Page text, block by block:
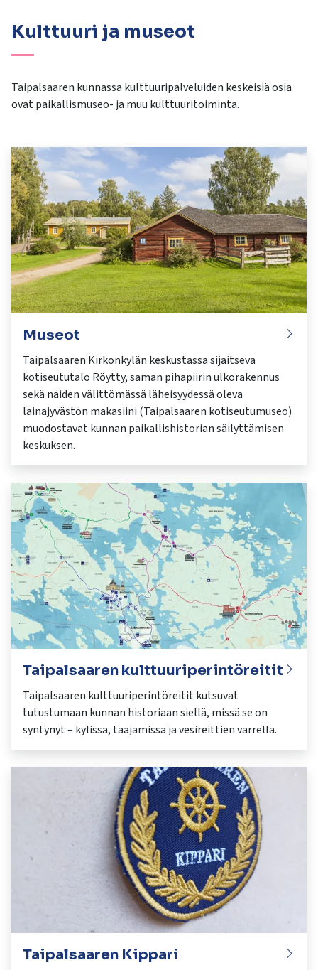
ja
pyyhkäisyliikkeitä.
Kulttuuri ja museot
Taipalsaaren kunnassa kulttuuripalveluiden keskeisiä osia
ovat paikallismuseo- ja muu kulttuuritoiminta.
Museot
Taipalsaaren Kirkonkylän keskustassa sijaitseva
kotiseututalo Röytty, saman pihapiirin ulkorakennus
sekä näiden välittömässä läheisyydessä oleva
lainajyvästön makasiini (Taipalsaaren kotiseutumuseo)
muodostavat kunnan paikallishistorian säilyttämisen
keskuksen.
Taipalsaaren kulttuuriperintöreitit
Taipalsaaren kulttuuriperintöreitit kutsuvat
tutustumaan kunnan historiaan siellä, missä se on
syntynyt – kylissä, taajamissa ja vesireittien varrella.
Taipalsaaren Kippari